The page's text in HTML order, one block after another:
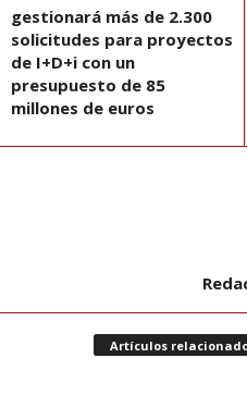
gestionará más de 2.300
solicitudes para proyectos
de I+D+i con un
presupuesto de 85
millones de euros
Artículos